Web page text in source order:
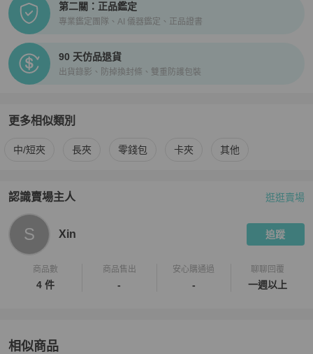
第二關：正品鑑定
專業鑑定團隊、AI 儀器鑑定、正品證書
90 天仿品退貨
出貨錄影、防掉換封條、雙重防護包裝
更多相似類別
更多Chanel 女士錢包 / 小皮件相似商品推薦
中/短夾 長夾 零錢包 卡夾 其他
認識賣場主人
PopChill 拍拍圈嚴選賣家
逛逛賣場
S Xin 追蹤
商品數
4 件
商品售出
-
安心購通過
-
聊聊回覆
一週以上
相似商品